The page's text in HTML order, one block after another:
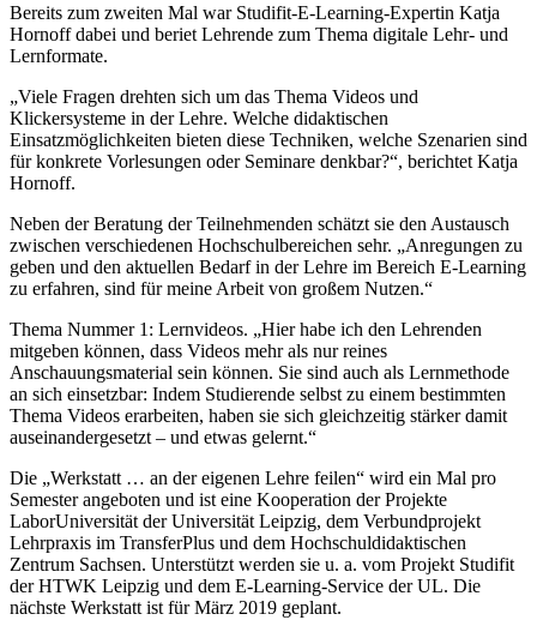
Bereits zum zweiten Mal war Studifit-E-Learning-Expertin Katja
Hornoff dabei und beriet Lehrende zum Thema digitale Lehr- und
Lernformate.
„Viele Fragen drehten sich um das Thema Videos und
Klickersysteme in der Lehre. Welche didaktischen
Einsatzmöglichkeiten bieten diese Techniken, welche Szenarien sind
für konkrete Vorlesungen oder Seminare denkbar?“, berichtet Katja
Hornoff.
Neben der Beratung der Teilnehmenden schätzt sie den Austausch
zwischen verschiedenen Hochschulbereichen sehr. „Anregungen zu
geben und den aktuellen Bedarf in der Lehre im Bereich E-Learning
zu erfahren, sind für meine Arbeit von großem Nutzen.“
Thema Nummer 1: Lernvideos. „Hier habe ich den Lehrenden
mitgeben können, dass Videos mehr als nur reines
Anschauungsmaterial sein können. Sie sind auch als Lernmethode
an sich einsetzbar: Indem Studierende selbst zu einem bestimmten
Thema Videos erarbeiten, haben sie sich gleichzeitig stärker damit
auseinandergesetzt – und etwas gelernt.“
Die „Werkstatt … an der eigenen Lehre feilen“ wird ein Mal pro
Semester angeboten und ist eine Kooperation der Projekte
LaborUniversität der Universität Leipzig, dem Verbundprojekt
Lehrpraxis im TransferPlus und dem Hochschuldidaktischen
Zentrum Sachsen. Unterstützt werden sie u. a. vom Projekt Studifit
der HTWK Leipzig und dem E-Learning-Service der UL. Die
nächste Werkstatt ist für März 2019 geplant.